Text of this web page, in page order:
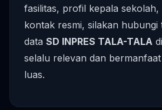
fasilitas, profil kepala sekolah,
kontak resmi, silakan hubungi
data SD INPRES TALA-TALA di
selalu relevan dan
luas.